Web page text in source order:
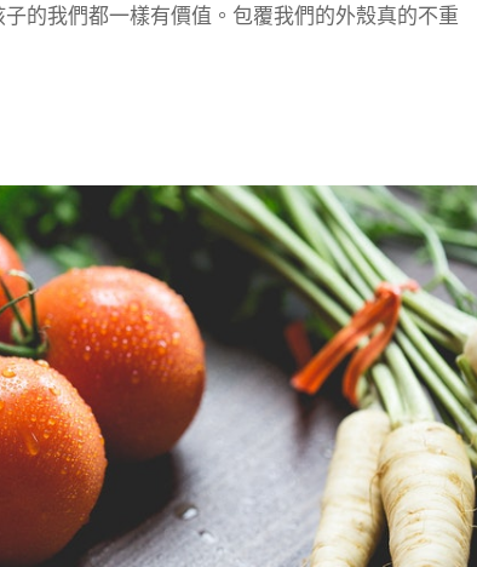
的我們都一樣有價值。包覆我們的外殼真的不重